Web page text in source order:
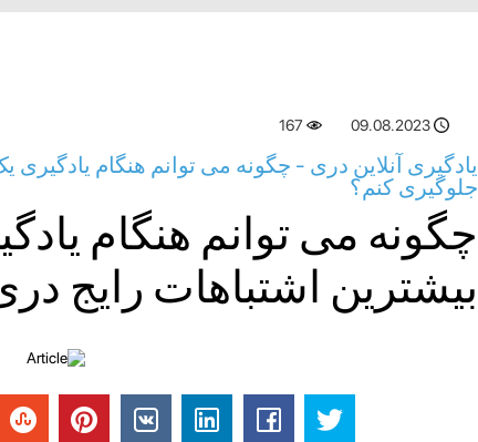
09.08.2023
167
یادگیری آنلاین دری - چگونه می توانم هنگام یادگیری
جلوگیری کنم؟
چگونه می توانم هنگام
بیشترین اشتباهات رایج